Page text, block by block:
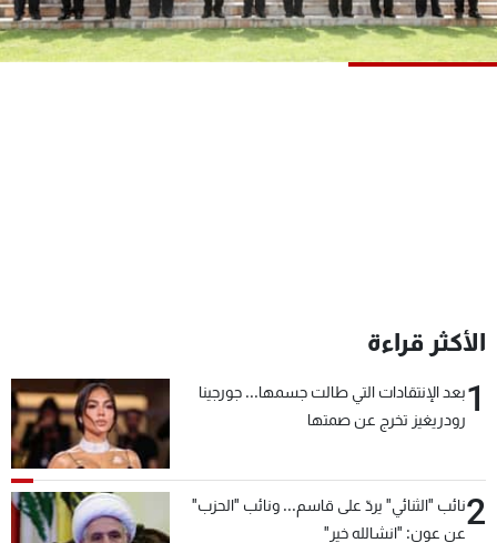
الأكثر قراءة
1بعد الإنتقادات التي طالت جسمها... جورجينا
رودريغيز تخرج عن صمتها
2نائب "الثنائي" يردّ على قاسم... ونائب "الحزب"
عن عون: "انشالله خير"
جدول البرامج
شاهد البرامج
الترددات